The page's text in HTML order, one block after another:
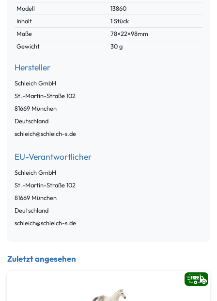
Modell
13860
Inhalt
1 Stück
Maße
78×22×98mm
Gewicht
30 g
Hersteller
Schleich GmbH
St.-Martin-Straße102
81669 München
Deutschland
schleich@schleich-s.de
EU-Verantwortlicher
Schleich GmbH
St.-Martin-Straße102
81669 München
Deutschland
schleich@schleich-s.de
Zuletzt angesehen